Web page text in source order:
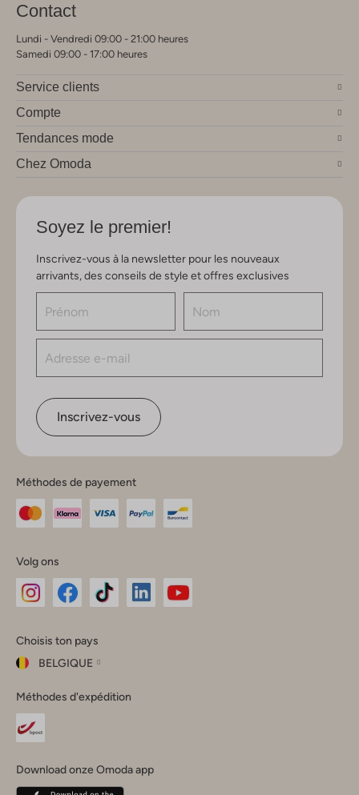
Contact
Lundi - Vendredi 09:00 - 21:00 heures
Samedi 09:00 - 17:00 heures
Service clients
Compte
Tendances mode
Chez Omoda
Soyez le premier!
Inscrivez-vous à la newsletter pour les nouveaux
arrivants, des conseils de style et offres exclusives
Inscrivez-vous
Méthodes de payement
Volg ons
Instagram
Facebook
TikTok
Choisis ton pays
BELGIQUE
ton
pays
Fermer
Belgique(Français)
Méthodes d'expédition
Download onze Omoda app